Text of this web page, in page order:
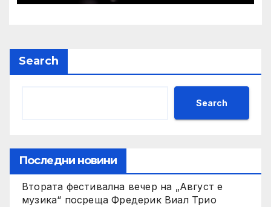
Search
Search
Последни новини
Втората фестивална вечер на „Август е
музика“ посреща Фредерик Виал Трио